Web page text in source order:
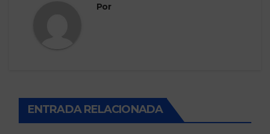
Por
ENTRADA RELACIONADA